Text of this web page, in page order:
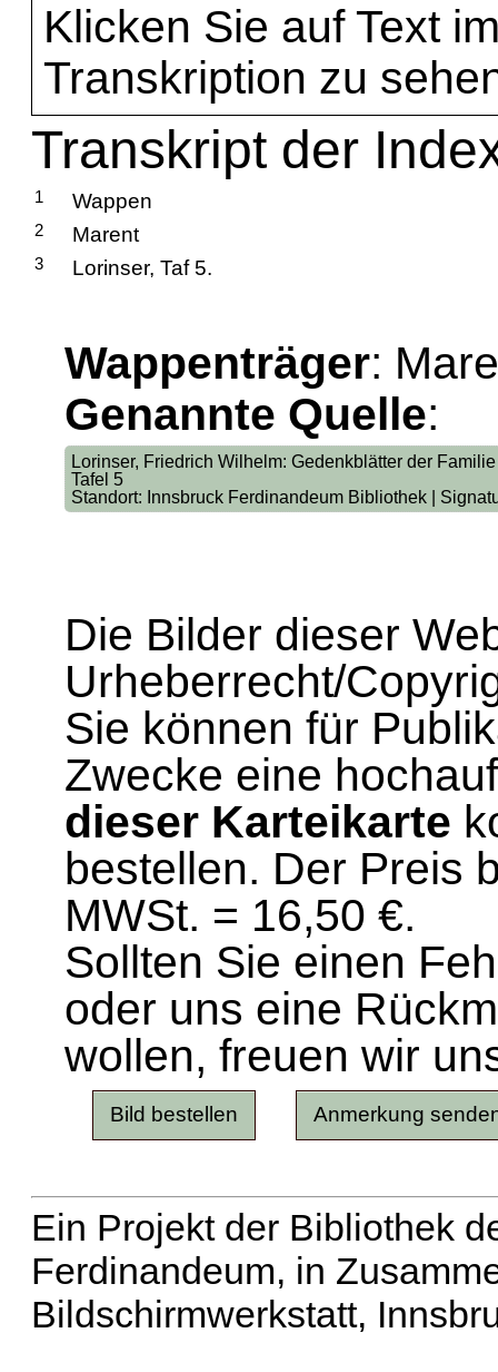
Klicken Sie auf Text
Transkription zu
Transkript der
1 Wappen
2 Marent
3 Lorinser, Taf 5.
Wappenträger:
Genannte Quelle:
Lorinser, Friedrich Wilhelm: Gedenkblätter der
Tafel 5
Standort: Innsbruck Ferdinandeum Bibliothek |
Die Bilder dieser
Urheberrecht/
Sie können für
Zwecke eine
dieser Karteikarte
bestellen. Der Preis
MWSt. = 16,50 €.
Sollten Sie einen
oder uns eine
wollen, freuen wir
Ein Projekt der Bibliothek
Ferdinandeum, in
Bildschirmwerkstatt,